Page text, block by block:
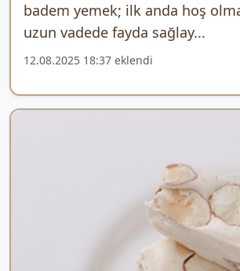
badem yemek; ilk anda hoş
uzun vadede fayda sağlay...
12.08.2025 18:37 eklendi